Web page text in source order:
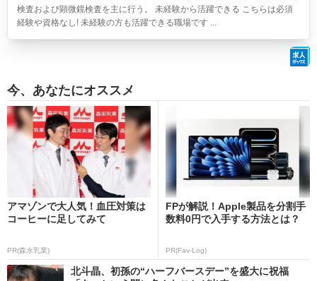
検査および顕微鏡検査を主に行う。 未経験から活躍できる こちらは必須
経験や資格なし! 未経験の方も活躍できる職場です ...
今、あなたにオススメ
アマゾンで大人気！血圧対策は
コーヒーに足してみて
PR(森永乳業)
FPが解説！Apple製品を分割手
数料0円で入手する方法とは？
PR(Fav-Log)
北斗晶、初孫の“ハーフバースデー”を盛大に祝福